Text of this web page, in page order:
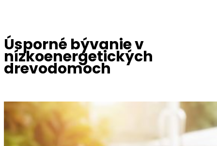
Úsporné bývanie v
nízkoenergetických
drevodomoch